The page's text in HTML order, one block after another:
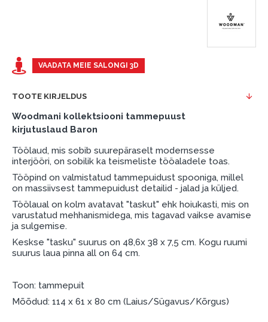
eeliseid ilma esimese sissemakseta ja järelmaksu
Näide: Toote hind 300 €, periood: 12 kuud,
esimene sissemakse: 0 €, igakuine makse: 25 €,
Liisingut ja järelmaksu saate vormistada ka külastades
meie salongi Dārzciema tänaval 91, Riia, Läti.
Dokumendi nõuded:
ESTO LV AS (Dokumentide vormistamiseks on
mobile, ESTO konto või pank Swedbank, Luminor,
SEB või Citadele).
Lepingu tingimused:
Liisingulepingu võib allkirjastada ainult see isik,
kes on märgitud krediidi saamise lepingus.
Enne krediidi vormistamist palun tutvuge
VAADATA MEIE SALONGI 3D
TOOTE KIRJELDUS
Woodmani kollektsiooni tammepuust
kirjutuslaud Baron
Töölaud, mis sobib suurepäraselt modernsesse
interjööri, on sobilik ka teismeliste tööaladele toas.
Tööpind on valmistatud tammepuidust spooniga, millel
on massiivsest tammepuidust detailid - jalad ja küljed.
Töölaual on kolm avatavat "taskut" ehk hoiukasti, mis on
varustatud mehhanismidega, mis tagavad vaikse avamise
ja sulgemise.
Keskse "tasku" suurus on 48,6x 38 x 7,5 cm. Kogu ruumi
suurus laua pinna all on 64 cm.
Toon: tammepuit
Mõõdud: 114 x 61 x 80 cm (Laius/Sügavus/Kõrgus)